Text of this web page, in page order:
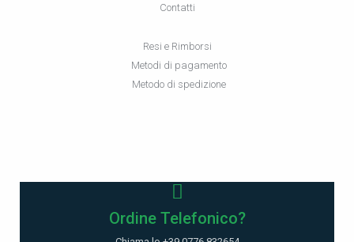
Contatti
Resi e Rimborsi
Metodi di pagamento
Metodo di spedizione
Ordine Telefonico?